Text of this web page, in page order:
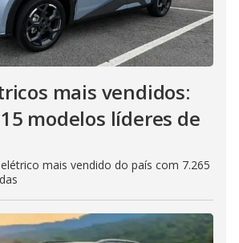
mais vendidos:
modelos líderes de
mais vendido do país com 7.265